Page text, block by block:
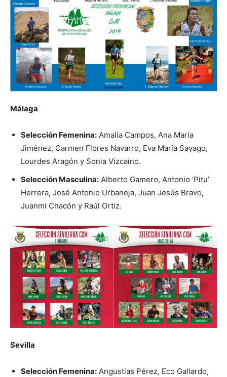
Málaga
Selección Femenina: Amalia Campos, Ana María
Jiménez, Carmen Flores Navarro, Eva María Sayago,
Lourdes Aragón y Sonia Vizcaíno.
Selección Masculina: Alberto Gamero, Antonio ‘Pitu’
Herrera, José Antonio Urbaneja, Juan Jesús Bravo,
Juanmi Chacón y Raúl Ortiz.
Sevilla
Selección Femenina: Angustias Pérez, Eco Gallardo,